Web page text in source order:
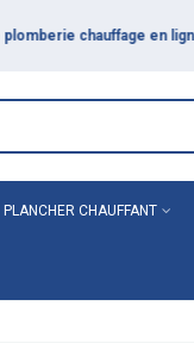
PLANCHER CHAUFFANT